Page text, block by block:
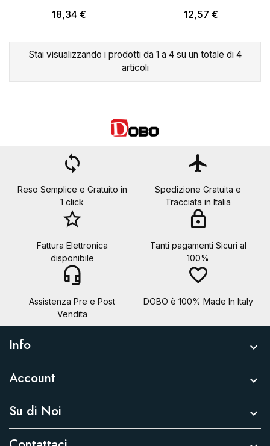
18,34 € 12,57 €
Stai visualizzando i prodotti da 1 a 4 su un totale di 4
articoli
loop
Reso Semplice e Gratuito in
1 click
flight
Spedizione Gratuita e
Tracciata in Italia
star_border
Fattura Elettronica
disponibile
lock
Tanti pagamenti Sicuri al
100%
headset_mic
Assistenza Pre e Post
Vendita
favorite_border
DOBO è 100% Made In Italy
Info 
Account 
Su di Noi 
Annulla Crea lista dei desideri